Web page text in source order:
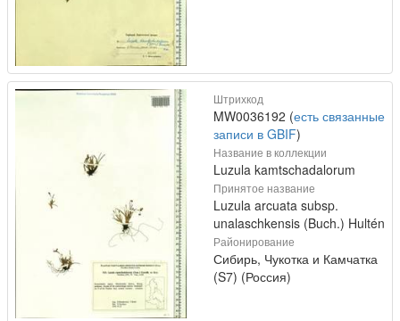
Штрихкод
MW0036192 (есть связанные
записи в GBIF)
Название в коллекции
Luzula kamtschadalorum
Принятое название
Luzula arcuata subsp.
unalaschkensis (Buch.) Hultén
Районирование
Сибирь, Чукотка и Камчатка
(S7) (Россия)